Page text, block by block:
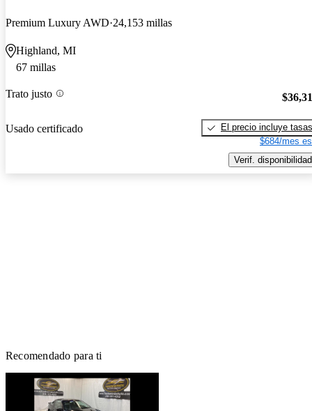
Premium Luxury AWD 24,153 millas
Highland, MI
67 millas
Trato justo
Usado certificado
El precio incluye tasas
$684/mes
Verif. disponibilidad
Recomendado para ti